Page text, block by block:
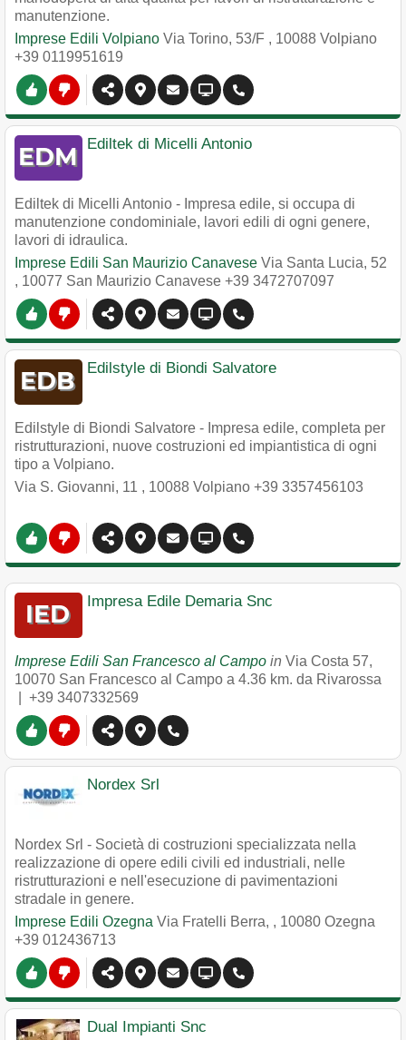
manutenzione.
Imprese Edili Volpiano Via Torino, 53/F , 10088 Volpiano
+39 0119951619
Ediltek di Micelli Antonio
Ediltek di Micelli Antonio - Impresa edile, si occupa di
manutenzione condominiale, lavori edili di ogni genere,
lavori di idraulica.
Imprese Edili San Maurizio Canavese Via Santa Lucia, 52
, 10077 San Maurizio Canavese +39 3472707097
Edilstyle di Biondi Salvatore
Edilstyle di Biondi Salvatore - Impresa edile, completa per
ristrutturazioni, nuove costruzioni ed impiantistica di ogni
tipo a Volpiano.
Via S. Giovanni, 11 , 10088 Volpiano +39 3357456103
Impresa Edile Demaria Snc
Imprese Edili San Francesco al Campo in Via Costa 57,
10070 San Francesco al Campo a 4.36 km. da Rivarossa
+39 3407332569
Nordex Srl
Nordex Srl - Società di costruzioni specializzata nella
realizzazione di opere edili civili ed industriali, nelle
ristrutturazioni e nell'esecuzione di pavimentazioni
stradale in genere.
Imprese Edili Ozegna Via Fratelli Berra, , 10080 Ozegna
+39 012436713
Dual Impianti Snc